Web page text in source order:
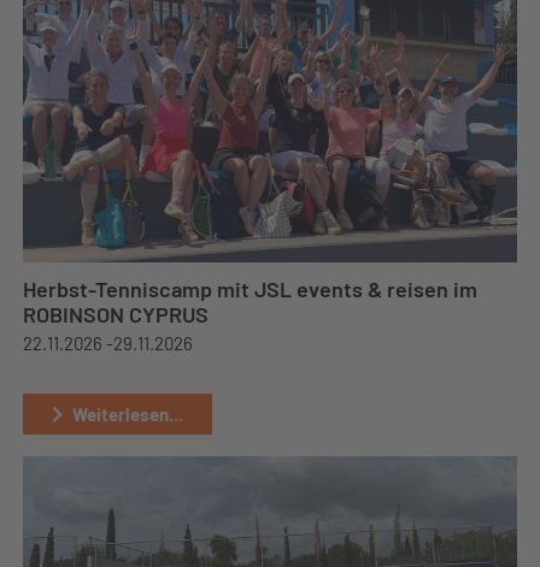
Herbst-Tenniscamp mit JSL events & reisen im
ROBINSON CYPRUS
22.11.2026 -29.11.2026
Weiterlesen...